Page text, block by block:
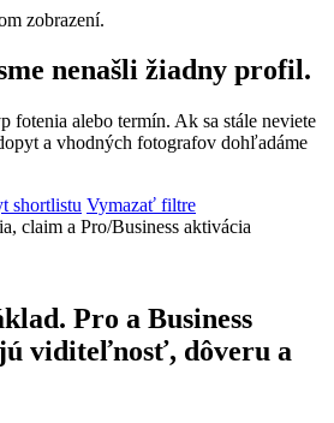
zobrazení.
nenašli žiadny profil.
fotenia alebo termín. Ak sa stále neviete
a vhodných fotografov dohľadáme
shortlistu Vymazať filtre
claim a Pro/Business aktivácia
Pro a Business
viditeľnosť, dôveru a